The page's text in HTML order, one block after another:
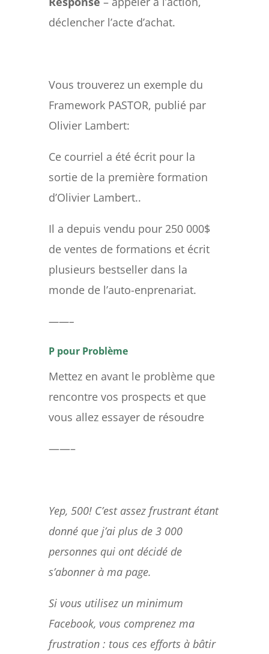
déclencher l’acte d’achat.
Vous trouverez un exemple du
Framework PASTOR, publié par
Olivier Lambert:
Ce courriel a été écrit pour la
sortie de la première formation
d’Olivier Lambert..
Il a depuis vendu pour 250 000$
de ventes de formations et écrit
plusieurs bestseller dans la
monde de l’auto-enprenariat.
——–
P pour Problème
Mettez en avant le problème que
rencontre vos prospects et que
vous allez essayer de résoudre
——–
Yep, 500! C’est assez frustrant étant
donné que j’ai plus de 3 000
personnes qui ont décidé de
s’abonner à ma page.
Si vous utilisez un minimum
Facebook, vous comprenez ma
frustration : tous ces efforts à bâtir